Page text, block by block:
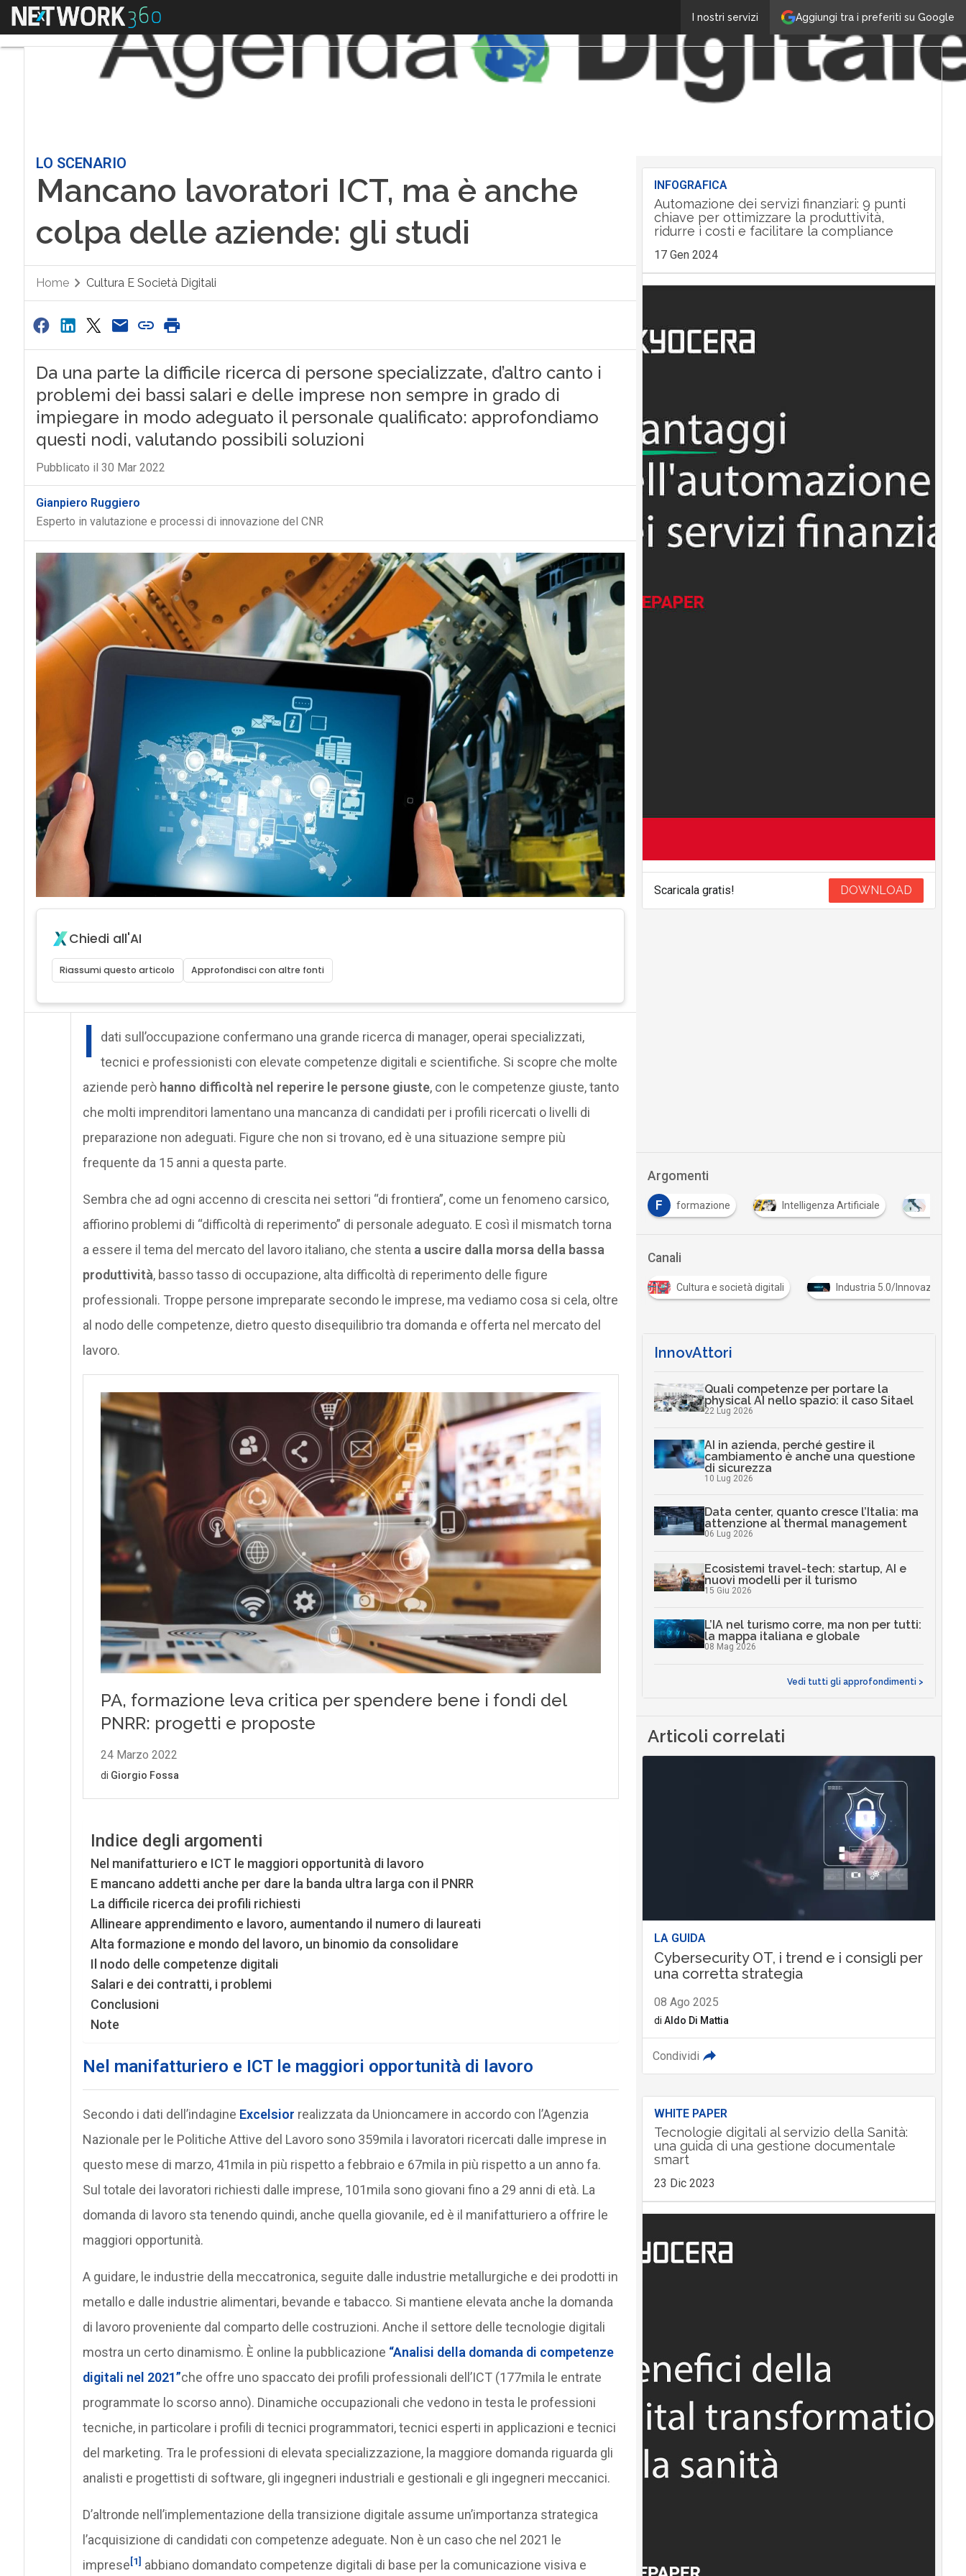
Aggiungi tra i preferiti su Google
I nostri servizi
Menu
LO SCENARIO
Mancano lavoratori ICT, ma è anche
colpa delle aziende: gli studi
Home Cultura E Società Digitali
Da una parte la difficile ricerca di persone specializzate, d’altro canto i
problemi dei bassi salari e delle imprese non sempre in grado di
impiegare in modo adeguato il personale qualificato: approfondiamo
questi nodi, valutando possibili soluzioni
Pubblicato il 30 Mar 2022
Gianpiero Ruggiero
Esperto in valutazione e processi di innovazione del CNR
Chiedi all'AI
Riassumi questo articolo Approfondisci con altre fonti
I
dati sull’occupazione confermano una grande ricerca di manager, operai specializzati,
tecnici e professionisti con elevate competenze digitali e scientifiche. Si scopre che molte
aziende però hanno difficoltà nel reperire le persone giuste, con le competenze giuste, tanto
che molti imprenditori lamentano una mancanza di candidati per i profili ricercati o livelli di
preparazione non adeguati. Figure che non si trovano, ed è una situazione sempre più
frequente da 15 anni a questa parte.
Sembra che ad ogni accenno di crescita nei settori “di frontiera”, come un fenomeno carsico,
affiorino problemi di “difficoltà di reperimento” di personale adeguato. E così il mismatch torna
a essere il tema del mercato del lavoro italiano, che stenta a uscire dalla morsa della bassa
produttività, basso tasso di occupazione, alta difficoltà di reperimento delle figure
professionali. Troppe persone impreparate secondo le imprese, ma vediamo cosa si cela, oltre
al nodo delle competenze, dietro questo disequilibrio tra domanda e offerta nel mercato del
lavoro.
Indice degli argomenti
Nel manifatturiero e ICT le maggiori opportunità di lavoro
E mancano addetti anche per dare la banda ultra larga con il PNRR
La difficile ricerca dei profili richiesti
Allineare apprendimento e lavoro, aumentando il numero di laureati
Alta formazione e mondo del lavoro, un binomio da consolidare
Il nodo delle competenze digitali
Salari e dei contratti, i problemi
Conclusioni
Note
Nel manifatturiero e ICT le maggiori opportunità di lavoro
Secondo i dati dell’indagine Excelsior realizzata da Unioncamere in accordo con l’Agenzia
Nazionale per le Politiche Attive del Lavoro sono 359mila i lavoratori ricercati dalle imprese in
questo mese di marzo, 41mila in più rispetto a febbraio e 67mila in più rispetto a un anno fa.
Sul totale dei lavoratori richiesti dalle imprese, 101mila sono giovani fino a 29 anni di età. La
domanda di lavoro sta tenendo quindi, anche quella giovanile, ed è il manifatturiero a offrire le
maggiori opportunità.
A guidare, le industrie della meccatronica, seguite dalle industrie metallurgiche e dei prodotti in
metallo e dalle industrie alimentari, bevande e tabacco. Si mantiene elevata anche la domanda
di lavoro proveniente dal comparto delle costruzioni. Anche il settore delle tecnologie digitali
mostra un certo dinamismo. È online la pubblicazione “Analisi della domanda di competenze
digitali nel 2021”che offre uno spaccato dei profili professionali dell’ICT (177mila le entrate
programmate lo scorso anno). Dinamiche occupazionali che vedono in testa le professioni
tecniche, in particolare i profili di tecnici programmatori, tecnici esperti in applicazioni e tecnici
del marketing. Tra le professioni di elevata specializzazione, la maggiore domanda riguarda gli
analisti e progettisti di software, gli ingegneri industriali e gestionali e gli ingegneri meccanici.
D’altronde nell’implementazione della transizione digitale assume un’importanza strategica
l’acquisizione di candidati con competenze adeguate. Non è un caso che nel 2021 le
imprese[1] abbiano domandato competenze digitali di base per la comunicazione visiva e
INFOGRAFICA
Automazione dei servizi finanziari: 9 punti
chiave per ottimizzare la produttività,
ridurre i costi e facilitare la compliance
17 Gen 2024
Scaricala gratis! DOWNLOAD
Argomenti
B banda ultra larga F formazione Intelligenza Artificiale
Canali
Cultura e società digitali Industria 5.0/Innovazione in
InnovAttori
Quali competenze per portare la
physical AI nello spazio: il caso Sitael
22 Lug 2026
AI in azienda, perché gestire il
cambiamento è anche una questione
di sicurezza
10 Lug 2026
Data center, quanto cresce l’Italia: ma
attenzione al thermal management
06 Lug 2026
Ecosistemi travel-tech: startup, AI e
nuovi modelli per il turismo
15 Giu 2026
L’IA nel turismo corre, ma non per tutti:
la mappa italiana e globale
08 Mag 2026
Vedi tutti gli approfondimenti >
Articoli correlati
LA GUIDA
Cybersecurity OT, i trend e i consigli per
una corretta strategia
08 Ago 2025
di Aldo Di Mattia
Condividi
WHITE PAPER
Tecnologie digitali al servizio della Sanità:
una guida di una gestione documentale
smart
23 Dic 2023